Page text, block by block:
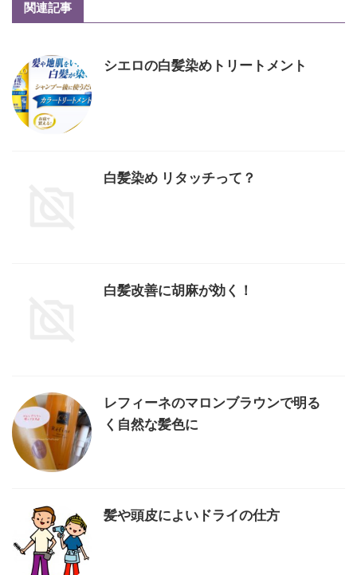
関連記事
シエロの白髪染めトリートメント
白髪染め リタッチって？
白髪改善に胡麻が効く！
レフィーネのマロンブラウンで明る
く自然な髪色に
髪や頭皮によいドライの仕方